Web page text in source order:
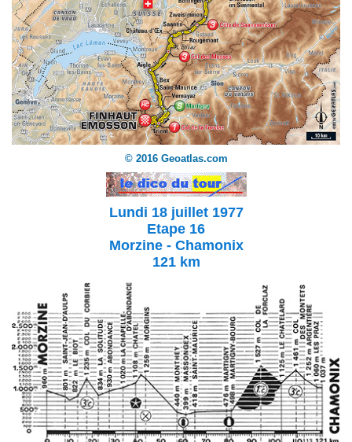
© 2016 Geoatlas.com
Lundi 18 juillet 1977
Etape 16
Morzine - Chamonix
121 km